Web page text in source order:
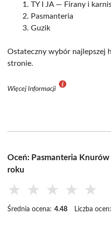
TY I JA — Firany i
Pasmanteria
Guzik
Ostateczny wybór najlepszej
stronie.
Więcej Informacji
Oceń: Pasmanteria
roku
★ ★ ★ ★ ★
Średnia ocena: 4.48 Liczba ocen: